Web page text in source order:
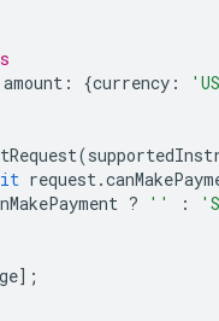
amount : {currency :
(
request.
? '' :
];